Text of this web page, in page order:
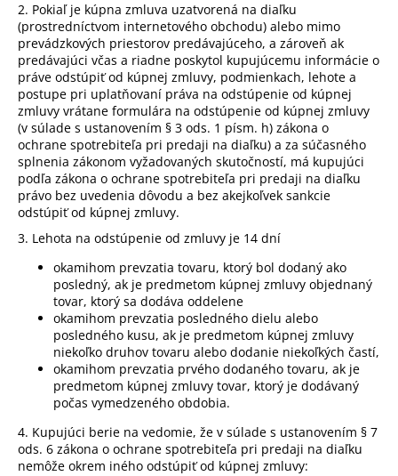
2. Pokiaľ je kúpna zmluva uzatvorená na diaľku
(prostredníctvom internetového obchodu) alebo mimo
prevádzkových priestorov predávajúceho, a zároveň ak
predávajúci včas a riadne poskytol kupujúcemu informácie o
práve odstúpiť od kúpnej zmluvy, podmienkach, lehote a
postupe pri uplatňovaní práva na odstúpenie od kúpnej
zmluvy vrátane formulára na odstúpenie od kúpnej zmluvy
(v súlade s ustanovením § 3 ods. 1 písm. h) zákona o
ochrane spotrebiteľa pri predaji na diaľku) a za súčasného
splnenia zákonom vyžadovaných skutočností, má kupujúci
podľa zákona o ochrane spotrebiteľa pri predaji na diaľku
právo bez uvedenia dôvodu a bez akejkoľvek sankcie
odstúpiť od kúpnej zmluvy.
3. Lehota na odstúpenie od zmluvy je 14 dní
okamihom prevzatia tovaru, ktorý bol dodaný ako
posledný, ak je predmetom kúpnej zmluvy objednaný
tovar, ktorý sa dodáva oddelene
okamihom prevzatia posledného dielu alebo
posledného kusu, ak je predmetom kúpnej zmluvy
niekoľko druhov tovaru alebo dodanie niekoľkých častí,
okamihom prevzatia prvého dodaného tovaru, ak je
predmetom kúpnej zmluvy tovar, ktorý je dodávaný
počas vymedzeného obdobia.
4. Kupujúci berie na vedomie, že v súlade s ustanovením § 7
ods. 6 zákona o ochrane spotrebiteľa pri predaji na diaľku
nemôže okrem iného odstúpiť od kúpnej zmluvy: